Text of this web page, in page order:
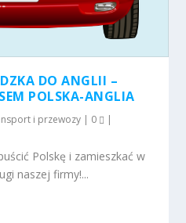
DO ANGLII –
POLSKA-ANGLIA
i przewozy | 0 |
Polskę i zamieszkać w
naszej firmy!...